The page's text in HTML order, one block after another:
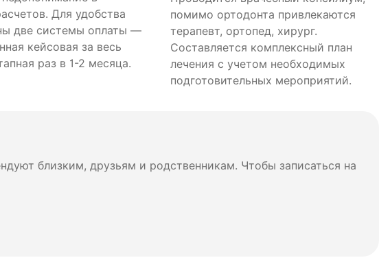
Для удобства
две системы оплаты —
кейсовая за весь
раз в 1-2 месяца.
помимо ортодонта привлекаются
терапевт, ортопед, хирург.
Составляется комплексный план
лечения с учетом необходимых
подготовительных мероприятий.
близким, друзьям и родственникам. Чтобы записаться на